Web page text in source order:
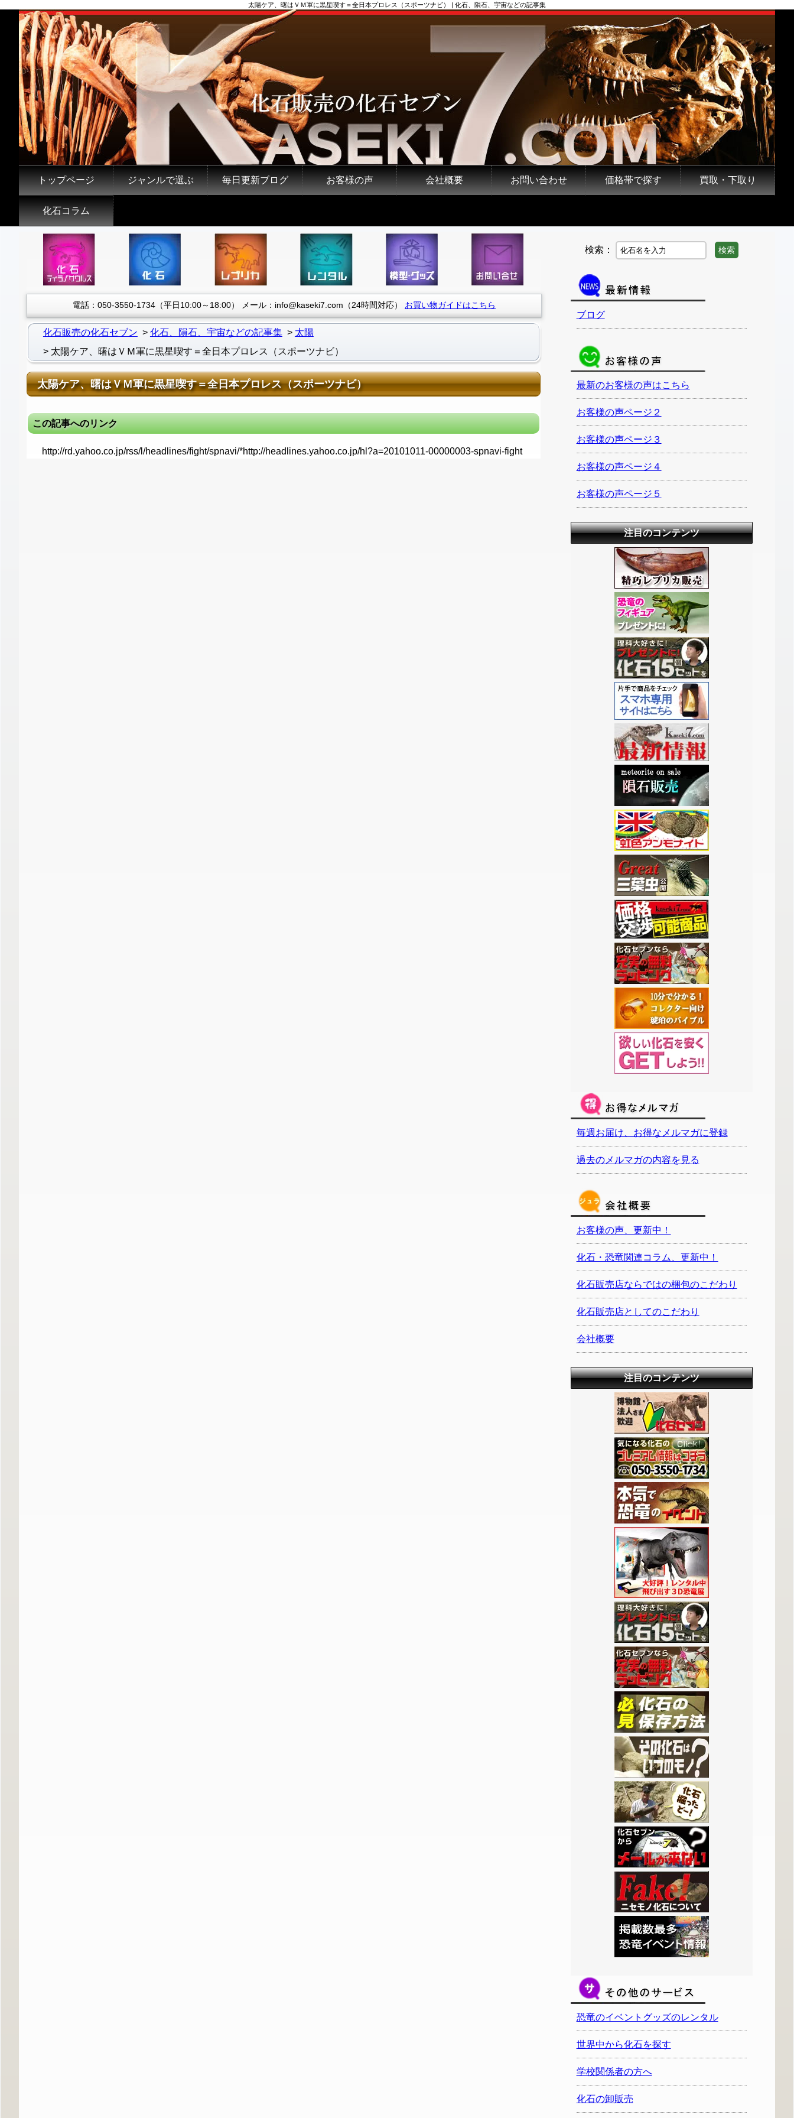
太陽ケア、曙はＶＭ軍に黒星喫す＝全日本プロレス（スポーツナビ） | 化石、隕石、宇宙などの記事集
トップページ ジャンルで選ぶ 毎日更新ブログ お客様の声 会社概要 お問い合わせ 価格帯で探す 買取・下取り
化石コラム
電話：050-3550-1734（平日10:00～18:00） メール：info@kaseki7.com（24時間対応） お買い物ガイドはこちら
化石販売の化石セブン 化石、隕石、宇宙などの記事集
太陽
太陽ケア、曙はＶＭ軍に黒星喫す＝全日本プロレス（スポーツナビ）
太陽ケア、曙はＶＭ軍に黒星喫す＝全日本プロレス（スポーツナビ）
この記事へのリンク
http://rd.yahoo.co.jp/rss/l/headlines/fight/spnavi/*http://headlines.yahoo.co.jp/hl?a=20101011-00000003-spnavi-fight
検索： 検索
ブログ
最新のお客様の声はこちら
お客様の声ページ２
お客様の声ページ３
お客様の声ページ４
お客様の声ページ５
注目のコンテンツ
毎週お届け、お得なメルマガに登録
過去のメルマガの内容を見る
お客様の声、更新中！
化石・恐竜関連コラム、更新中！
化石販売店ならではの梱包のこだわり
化石販売店としてのこだわり
会社概要
注目のコンテンツ
恐竜のイベントグッズのレンタル
世界中から化石を探す
学校関係者の方へ
化石の卸販売